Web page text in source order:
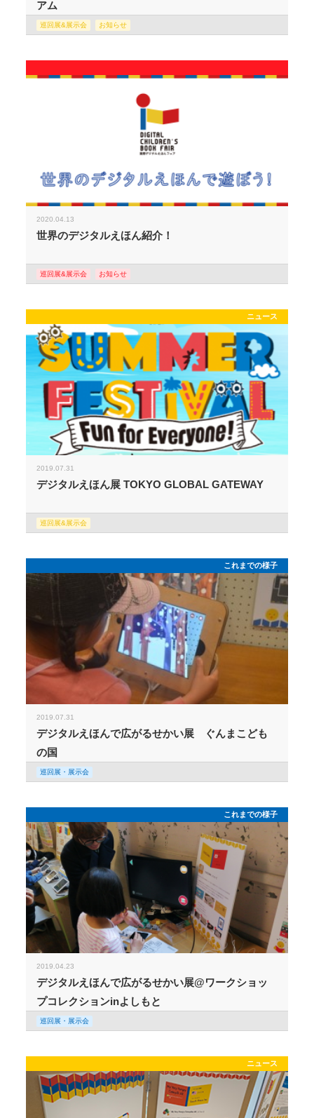
アム
巡回展&展示会 お知らせ
2020.04.13
世界のデジタルえほん紹介！
巡回展&展示会 お知らせ
ニュース
2019.07.31
デジタルえほん展 TOKYO GLOBAL GATEWAY
巡回展&展示会
これまでの様子
2019.07.31
デジタルえほんで広がるせかい展 ぐんまこども
の国
巡回展・展示会
これまでの様子
2019.04.23
デジタルえほんで広がるせかい展@ワークショッ
プコレクションinよしもと
巡回展・展示会
ニュース